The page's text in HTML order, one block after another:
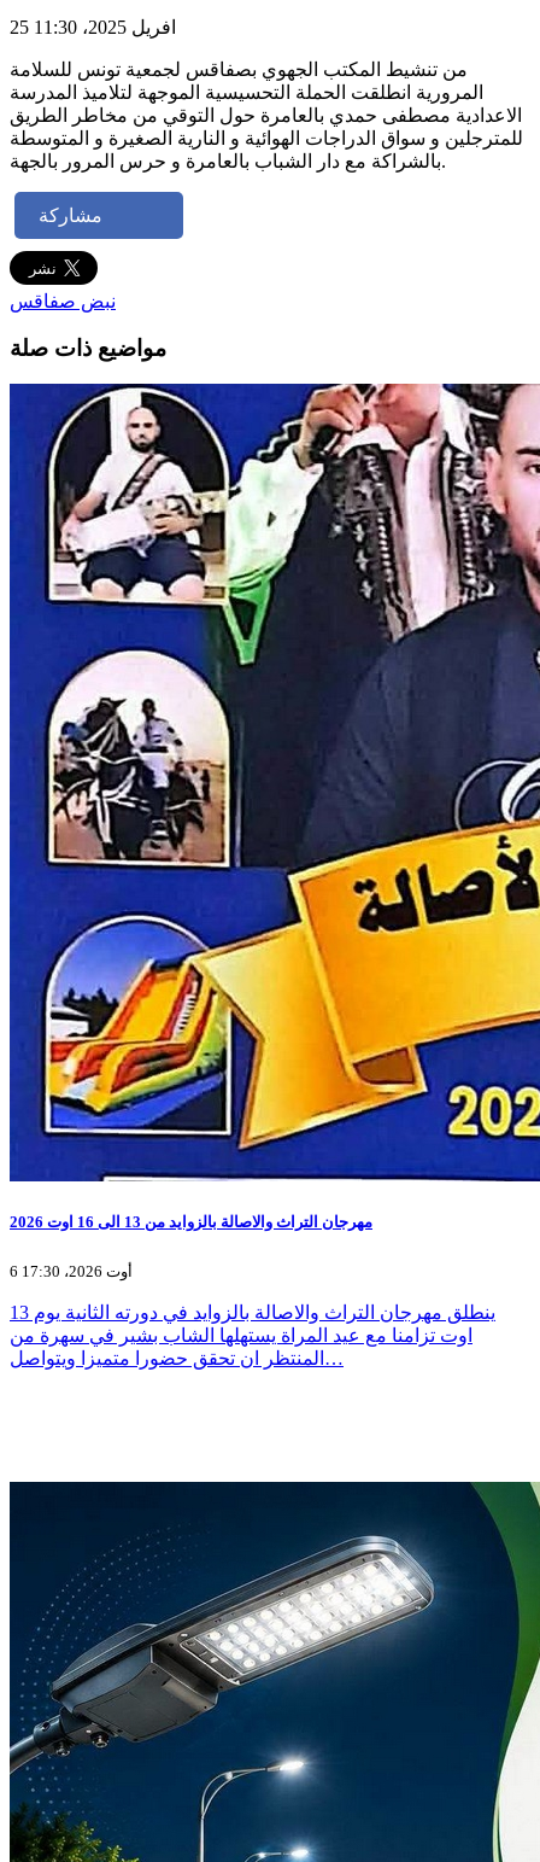
25 افريل 2025، 11:30
من تنشيط المكتب الجهوي بصفاقس لجمعية تونس للسلامة
المرورية انطلقت الحملة التحسيسية الموجهة لتلاميذ المدرسة
الاعدادية مصطفى حمدي بالعامرة حول التوقي من مخاطر الطريق
للمترجلين و سواق الدراجات الهوائية و النارية الصغيرة و المتوسطة
بالشراكة مع دار الشباب بالعامرة و حرس المرور بالجهة.
مشاركة
نبض صفاقس
مواضيع ذات صلة
مهرجان التراث والاصالة بالزوايد من 13 الى 16 اوت 2026
6 أوت 2026، 17:30
ينطلق مهرجان التراث والاصالة بالزوايد في دورته الثانية يوم 13
اوت تزامنا مع عيد المراة يستهلها الشاب بشير في سهرة من
المنتظر ان تحقق حضورا متميزا ويتواصل…